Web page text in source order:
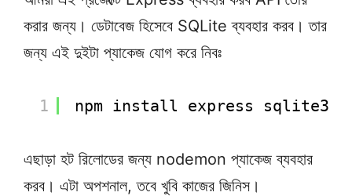
করার জন্য। ডেটাবেজ হিসেবে SQLite ব্যবহার করব। তার
জন্য এই দুইটা প্যাকেজ যোগ করে নিবঃ
1 npm install express sqlite3
এছাড়া হট রিলোডের জন্য nodemon প্যাকেজ ব্যবহার
করব। এটা অপশনাল, তবে খুবি কাজের জিনিস।